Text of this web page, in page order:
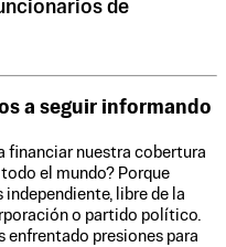
de
a seguir informando
financiar nuestra cobertura
el mundo? Porque
libre de la
o partido político.
enfrentado presiones para